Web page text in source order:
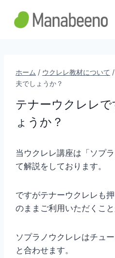
ホーム / ウクレレ教材について /
夫でしょうか？
テナーウクレレで
ょうか？
当ウクレレ講座は「ソプ
て解説をしております。
ですがテナーウクレレも
のままご利用いただくこと
ソプラノウクレレはチュ
と合わせます。